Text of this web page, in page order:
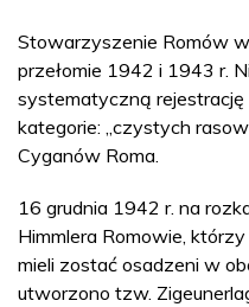
Stowarzyszenie Romów
przełomie 1942 i 1943 r.
systematyczną rejestrację
kategorie: „czystych
Cyganów Roma.
16 grudnia 1942 r. na
Himmlera Romowie,
mieli zostać osadzeni w
utworzono tzw.